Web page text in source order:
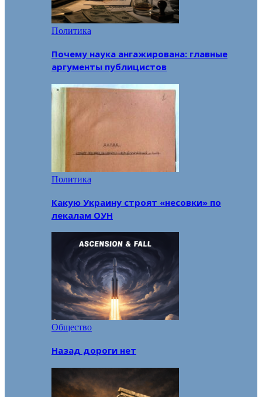
Политика
Почему наука ангажирована: главные
аргументы публицистов
Политика
Какую Украину строят «несовки» по
лекалам ОУН
Общество
Назад дороги нет